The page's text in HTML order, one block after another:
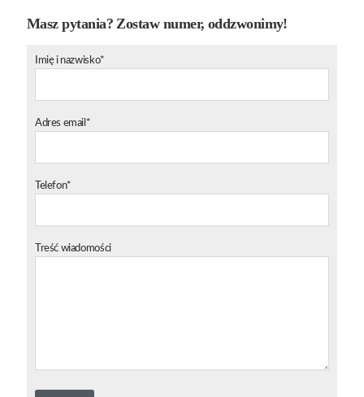
Masz pytania? Zostaw numer, oddzwonimy!
Imię i nazwisko*
Adres email*
Telefon*
Treść wiadomości